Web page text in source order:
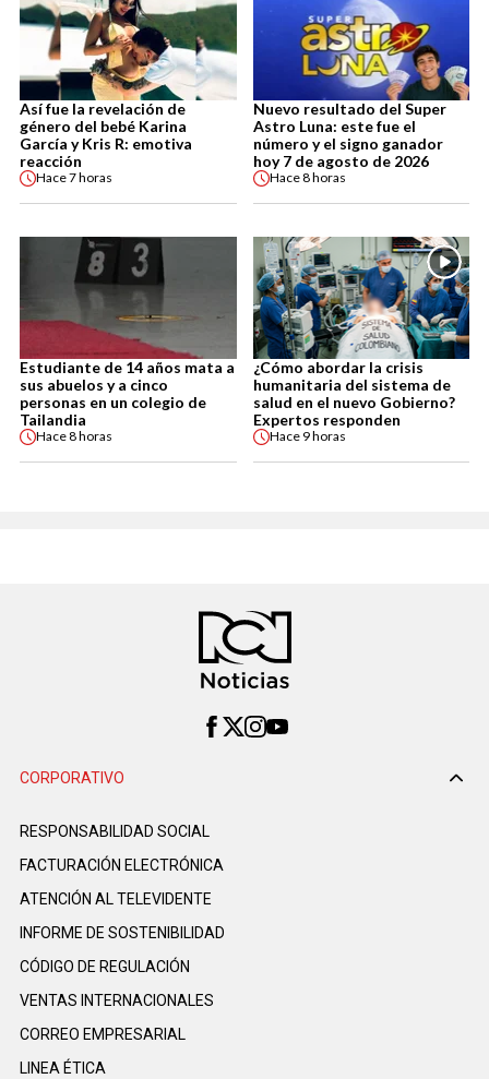
Así fue la revelación de
género del bebé Karina
García y Kris R: emotiva
reacción
Hace7 horas
Nuevo resultado del Super
Astro Luna: este fue el
número y el signo ganador
hoy 7 de agosto de 2026
Hace8 horas
Estudiante de 14 años mata a
sus abuelos y a cinco
personas en un colegio de
Tailandia
Hace8 horas
¿Cómo abordar la crisis
humanitaria del sistema de
salud en el nuevo Gobierno?
Expertos responden
Hace 9 horas
CORPORATIVO
RESPONSABILIDAD SOCIAL
FACTURACIÓN ELECTRÓNICA
ATENCIÓN AL TELEVIDENTE
INFORME DE SOSTENIBILIDAD
CÓDIGO DE REGULACIÓN
VENTAS INTERNACIONALES
CORREO EMPRESARIAL
LINEA ÉTICA